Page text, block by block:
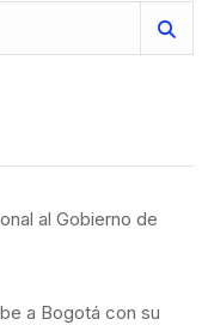
al Gobierno de
a Bogotá con su